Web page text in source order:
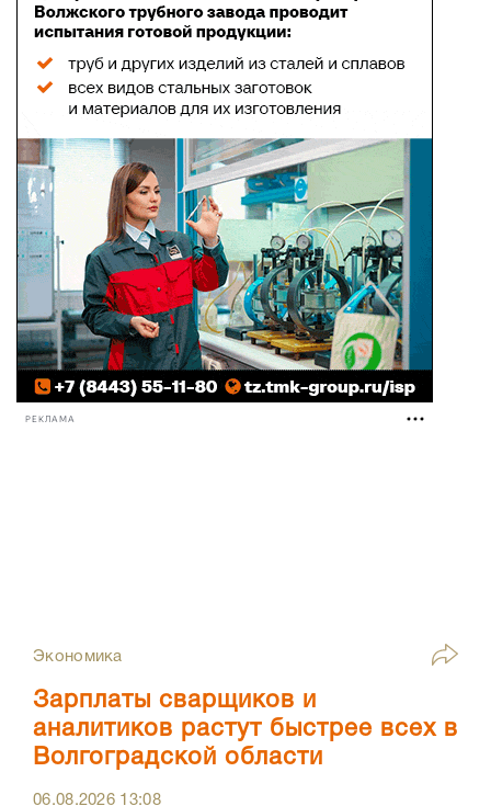
РЕКЛАМА
Экономика
Зарплаты сварщиков и
аналитиков растут быстрее всех в
Волгоградской области
06.08.2026 13:08